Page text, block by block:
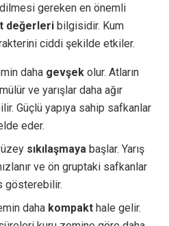
gereken en önemli
değerleri bilgisidir. Kum
ciddi şekilde etkiler.
daha gevşek olur. Atların
ve yarışlar daha ağır
Güçlü yapıya sahip safkanlar
eder.
sıkılaşmaya başlar. Yarış
ve ön gruptaki safkanlar
gösterebilir.
daha kompakt hale gelir.